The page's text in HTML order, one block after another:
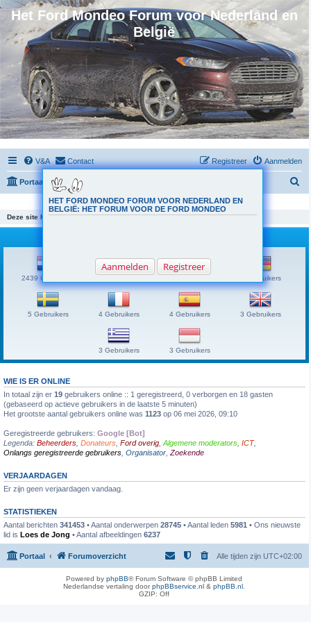
Het Ford Mondeo Forum voor Nederland en
België
V&A Contact Aanmelden
Registreer
Portaal Forumoverzicht
k
HET FORD MONDEO FORUM VOOR NEDERLAND EN
BELGIË: HET FORUM VOOR DE FORD MONDEO
Aanmelden Registreer
Het is momenteel 06 aug 2026, 12:31
Deze site heeft geen forums.
2439 Gebruikers 5 Gebruikers
5 Gebruikers 4 Gebruikers 4 Gebruikers 3 Gebruikers
3 Gebruikers 3 Gebruikers
WIE IS ER ONLINE
In totaal zijn er 19 gebruikers online :: 1 geregistreerd, 0 verborgen en 18 gasten
(gebaseerd op actieve gebruikers in de laatste 5 minuten)
Het grootste aantal gebruikers online was 1123 op 06 mei 2026, 09:10
Geregistreerde gebruikers: Google [Bot]
Legenda: Beheerders Donateurs Ford overig Algemene moderators ICT,
Onlangs geregistreerde gebruikers Organisator Zoekende
VERJAARDAGEN
Er zijn geen verjaardagen vandaag.
STATISTIEKEN
Aantal berichten 341453 • Aantal onderwerpen 28745 • Aantal leden 5981 • Ons nieuwste
lid is Loes de Jong • Aantal afbeeldingen 6237
Portaal Forumoverzicht Alle tijden zijn UTC+02:00
Powered byphpBB® Forum Software © phpBB Limited
Nederlandse vertaling doorphpBBservice.nl &phpBB.nl
GZIP: Off